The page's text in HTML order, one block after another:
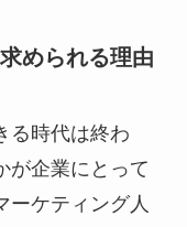
められる理由
る時代は終わ
が企業にとって
ーケティング人